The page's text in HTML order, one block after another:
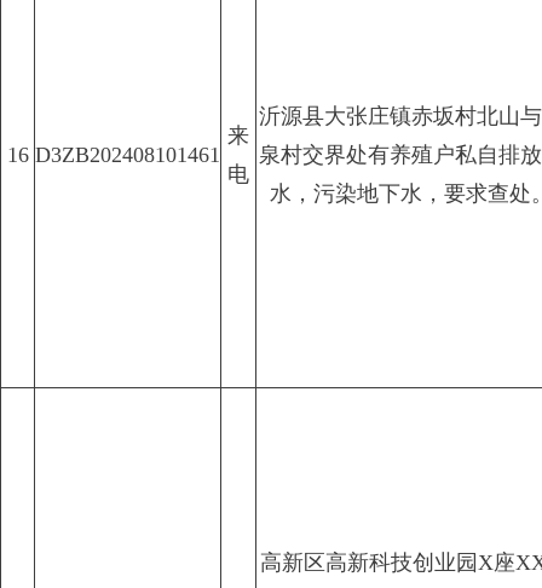
16 D3ZB202408101461
来
电
沂源县大张庄镇赤坂村北山
泉村交界处有养殖户私自排
水，污染地下水，要求查处
高新区高新科技创业园X座